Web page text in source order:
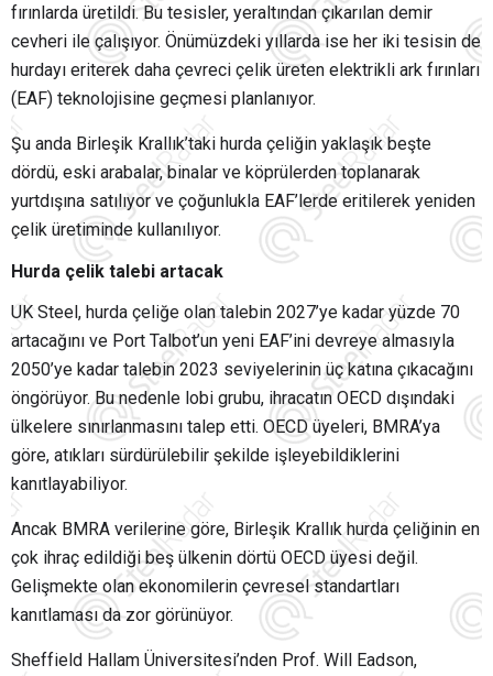
fırınlarda üretildi. Bu tesisler, yeraltından çıkarılan demir
cevheri ile çalışıyor. Önümüzdeki yıllarda ise her iki tesisin de
hurdayı eriterek daha çevreci çelik üreten elektrikli ark fırınları
(EAF) teknolojisine geçmesi planlanıyor.
Şu anda Birleşik Krallık’taki hurda çeliğin yaklaşık beşte
dördü, eski arabalar, binalar ve köprülerden toplanarak
yurtdışına satılıyor ve çoğunlukla EAF’lerde eritilerek yeniden
çelik üretiminde kullanılıyor.
Hurda çelik talebi artacak
UK Steel, hurda çeliğe olan talebin 2027’ye kadar yüzde 70
artacağını ve Port Talbot’un yeni EAF’ini devreye almasıyla
2050’ye kadar talebin 2023 seviyelerinin üç katına çıkacağını
öngörüyor. Bu nedenle lobi grubu, ihracatın OECD dışındaki
ülkelere sınırlanmasını talep etti. OECD üyeleri, BMRA’ya
göre, atıkları sürdürülebilir şekilde işleyebildiklerini
kanıtlayabiliyor.
Ancak BMRA verilerine göre, Birleşik Krallık hurda çeliğinin en
çok ihraç edildiği beş ülkenin dörtü OECD üyesi değil.
Gelişmekte olan ekonomilerin çevresel standartları
kanıtlaması da zor görünüyor.
Sheffield Hallam Üniversitesi’nden Prof. Will Eadson,